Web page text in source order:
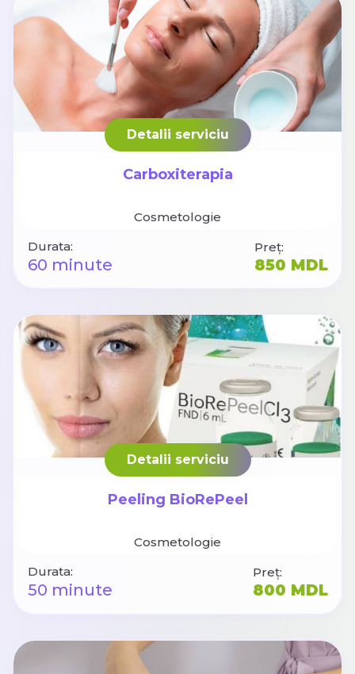
Detalii serviciu
Carboxiterapia
Cosmetologie
Durata:
60 minute
Preț:
850 MDL
Detalii serviciu
Peeling BioRePeel
Cosmetologie
Durata:
50 minute
Preț:
800 MDL